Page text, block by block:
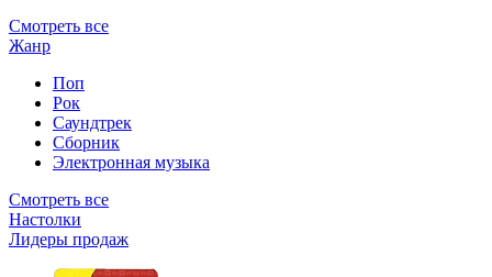
Смотреть все
Жанр
Поп
Рок
Саундтрек
Сборник
Электронная музыка
Смотреть все
Настолки
Лидеры продаж